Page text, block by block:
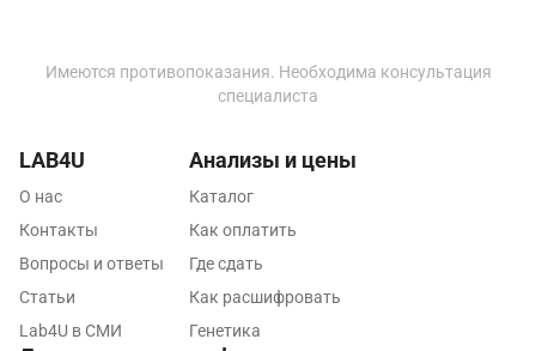
Псков
Пушкино
Имеются противопоказания. Необходима консультация
специалиста
LAB4U
О нас
Контакты
Вопросы и ответы
Статьи
Lab4U в СМИ
Анализы и цены
Каталог
Как оплатить
Где сдать
Как расшифровать
Генетика